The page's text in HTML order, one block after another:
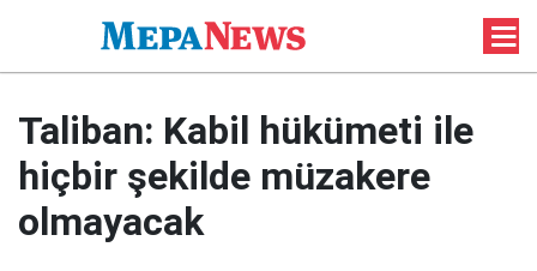
Taliban: Kabil hükümeti ile
hiçbir şekilde müzakere
olmayacak